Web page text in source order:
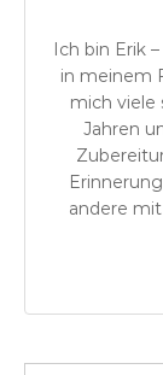
Ich bin Erik
in meinem
mich viele
Jahren
andere